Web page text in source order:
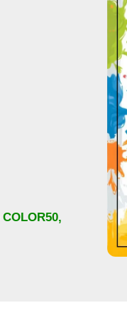
COLOR50,